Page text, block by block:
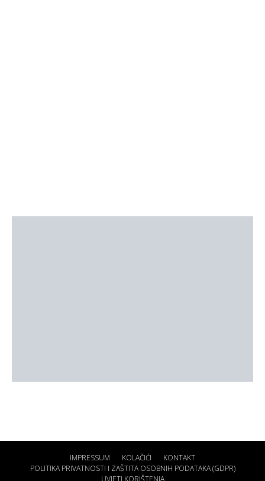
IMPRESSUM KOLAČIĆI
KONTAKT
POLITIKA PRIVATNOSTI I ZAŠTITA OSOBNIH PODATAKA (GDPR)
UVJETI KORIŠTENJA